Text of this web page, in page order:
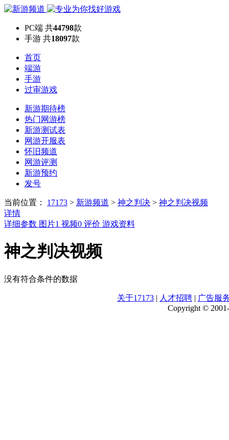
PC端 共44798款
手游 共18097款
首页
端游
手游
过审游戏
新游期待榜
热门网游榜
新游测试表
网游开服表
怀旧频道
网游评测
新游预约
发号
当前位置： 17173 > 新游频道 > 神之判决 > 神之判决视频
详情
详细参数 图片1 视频0 评价 游戏资料
神之判决视频
没有符合条件的数据
关于17173 | 人才招聘 | 广告服
Copyright ©